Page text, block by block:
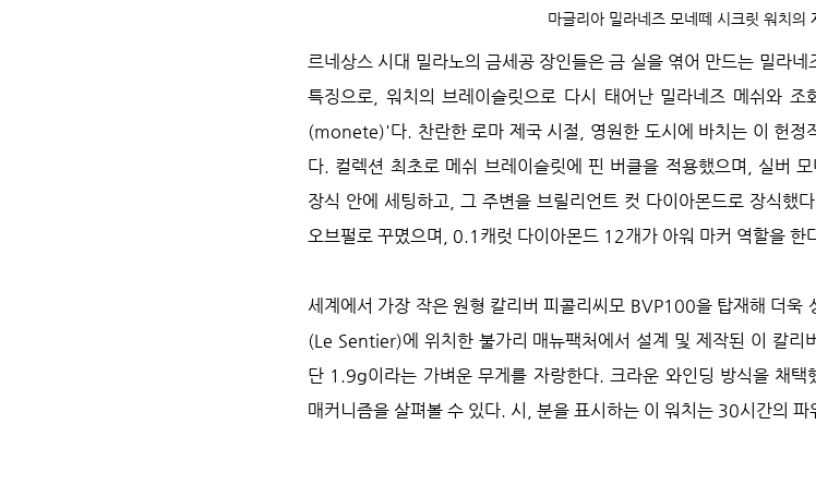
마글리아 밀라네즈 모네떼 시크릿 워치의
르네상스 시대 밀라노의 금세공 장인들은 금 실을 엮어 만드는 밀라
특징으로, 워치의 브레이슬릿으로 다시 태어난 밀라네즈 메쉬와 조
(monete)'다. 찬란한 로마 제국 시절, 영원한 도시에 바치는 이 헌정
다. 컬렉션 최초로 메쉬 브레이슬릿에 핀 버클을 적용했으며, 실버
장식 안에 세팅하고, 그 주변을 브릴리언트 컷 다이아몬드로 장식했
오브펄로 꾸몄으며, 0.1캐럿 다이아몬드 12개가 아워 마커 역할을 한
세계에서 가장 작은 원형 칼리버 피콜리씨모 BVP100을 탑재해 더욱
(Le Sentier)에 위치한 불가리 매뉴팩처에서 설계 및 제작된 이 칼
단 1.9g이라는 가벼운 무게를 자랑한다. 크라운 와인딩 방식을 채택
매커니즘을 살펴볼 수 있다. 시, 분을 표시하는 이 워치는 30시간의 파